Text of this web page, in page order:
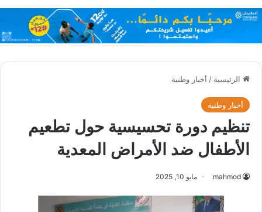
الرئيسية / أخبار وطنية
أخبار وطنية
تنظيم دورة تحسيسية حول تطعيم
الأطفال ضد الأمراض المعدية
mahmod مايو 10, 2025